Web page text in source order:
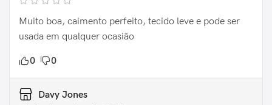
Muito boa, caimento perfeito, tecido leve e pode ser
usada em qualquer ocasião
0 0
Davy Jones